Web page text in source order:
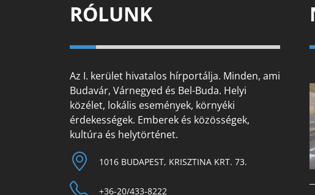
RÓLUNK
Az I. kerület hivatalos hírportálja. Minden, ami
Budavár, Várnegyed és Bel-Buda. Helyi
közélet, lokális események, környéki
érdekességek. Emberek és közösségek,
kultúra és helytörténet.
1016 BUDAPEST, KRISZTINA KRT. 73.
+36-20/433-8222